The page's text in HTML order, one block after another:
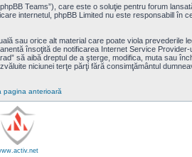
Teams”), care este o soluţie pentru forum
internetul, phpBB Limited nu este responsabill în
sau orice alt material care poate viola prevederile
însoţită de notificarea Internet Service
să aibă dreptul de a şterge, modifica, muta sau
niciunei terţe părţi fără consimţământul
pagina anterioară